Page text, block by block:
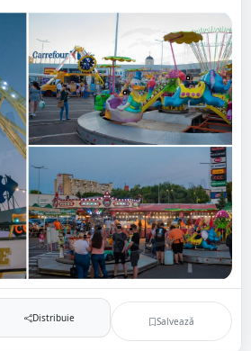
Distribuie Salvează